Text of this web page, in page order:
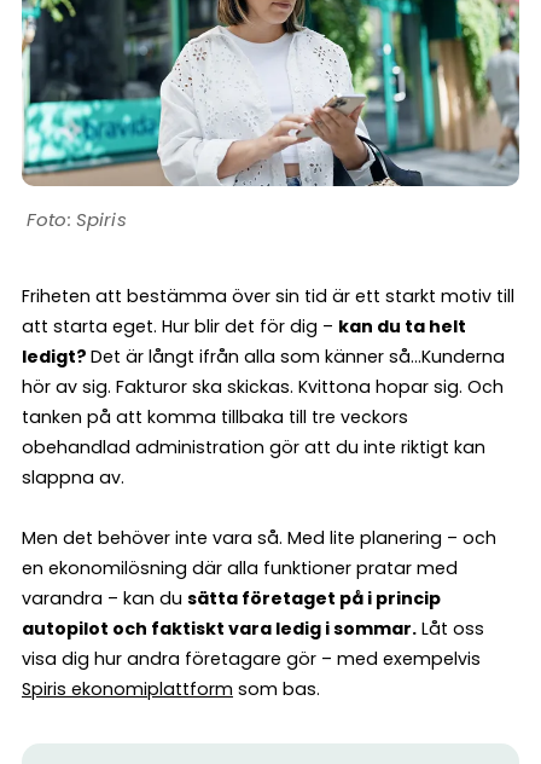
Spiris
Friheten att bestämma över sin tid är ett starkt motiv till
att starta eget. Hur blir det för dig – kan du ta helt
ledigt? Det är långt ifrån alla som känner så…Kunderna
hör av sig. Fakturor ska skickas. Kvittona hopar sig. Och
tanken på att komma tillbaka till tre veckors
obehandlad administration gör att du inte riktigt kan
slappna av.
Men det behöver inte vara så. Med lite planering – och
en ekonomilösning där alla funktioner pratar med
varandra – kan du sätta företaget på i princip
autopilot och faktiskt vara ledig i sommar. Låt oss
visa dig hur andra företagare gör – med exempelvis
Spiris ekonomiplattform som bas.